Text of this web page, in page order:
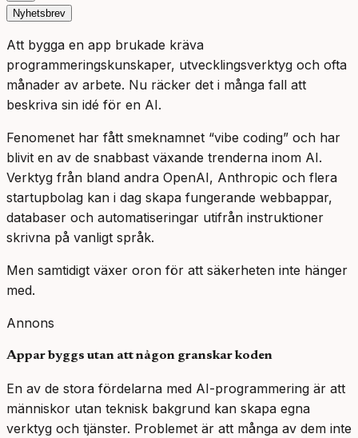
Nyhetsbrev
Att bygga en app brukade kräva
programmeringskunskaper, utvecklingsverktyg och ofta
månader av arbete. Nu räcker det i många fall att
beskriva sin idé för en AI.
Fenomenet har fått smeknamnet “vibe coding” och har
blivit en av de snabbast växande trenderna inom AI.
Verktyg från bland andra OpenAI, Anthropic och flera
startupbolag kan i dag skapa fungerande webbappar,
databaser och automatiseringar utifrån instruktioner
skrivna på vanligt språk.
Men samtidigt växer oron för att säkerheten inte hänger
med.
Annons
Appar byggs utan att någon granskar koden
En av de stora fördelarna med AI-programmering är att
människor utan teknisk bakgrund kan skapa egna
verktyg och tjänster. Problemet är att många av dem inte